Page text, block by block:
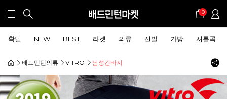
0
확딜 NEW BEST 라켓 의류 신발 가방 셔틀콕
배드민턴의류 VITRO 남성긴바지